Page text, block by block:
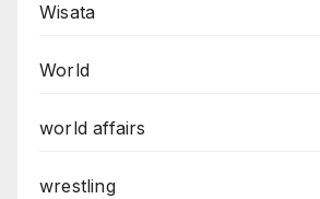
Wisata
World
world affairs
wrestling